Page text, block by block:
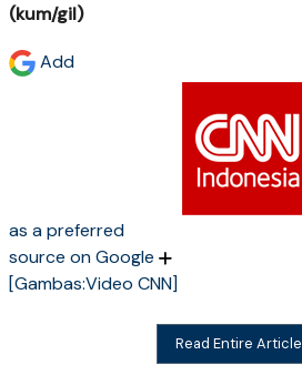
(kum/gil)
Add
as a preferred
source on Google
[Gambas:Video CNN]
Read Entire Article